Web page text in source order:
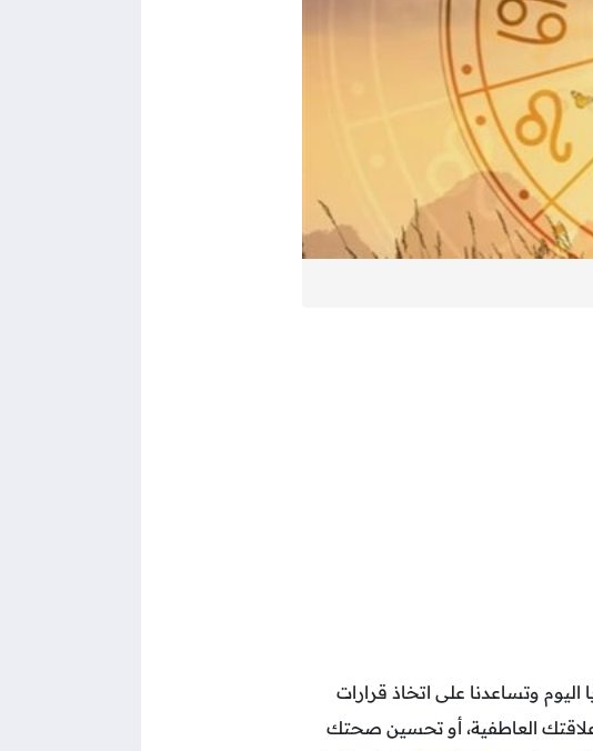
خبايا اليوم وتساعدنا على اتخاذ قرارات
العاطفية، أو تحسين صحتك